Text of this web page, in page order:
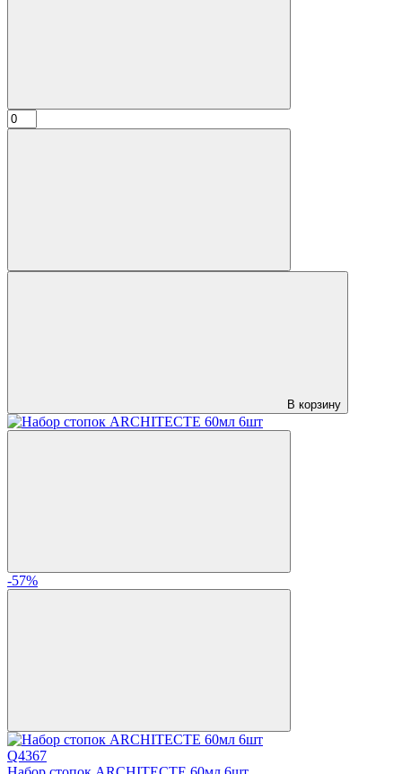
В корзину
-57%
Q4367